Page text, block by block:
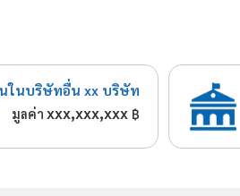
ในบริษัทอื่น xx บริษัท
มูลค่าxxx,xxx,xxx ฿